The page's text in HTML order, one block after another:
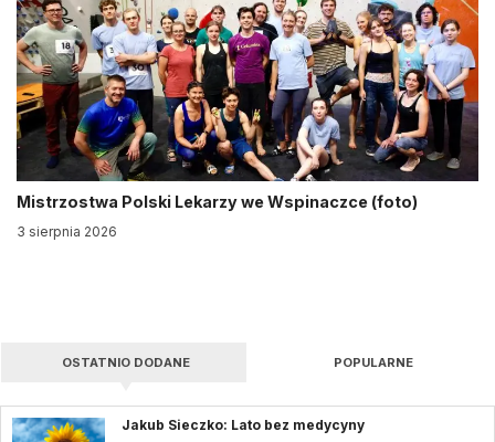
Mistrzostwa Polski Lekarzy we Wspinaczce (foto)
3 sierpnia 2026
OSTATNIO DODANE POPULARNE
Jakub Sieczko: Lato bez medycyny